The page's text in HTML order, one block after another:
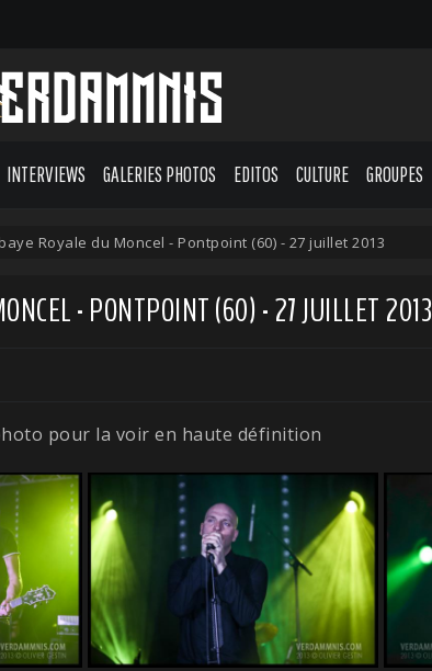
INTERVIEWS GALERIES PHOTOS EDITOS CULTURE GROUPES
Royale du Moncel - Pontpoint (60) - 27 juillet 2013
- PONTPOINT (60) - 27 JUILLET 2013
pour la voir en haute définition